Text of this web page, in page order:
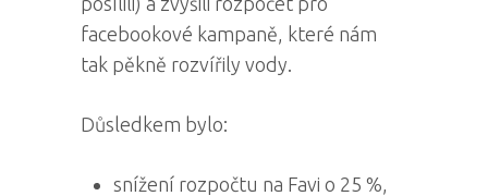
facebookové kampaně, které nám
tak pěkně rozvířily vody.
Důsledkem bylo:
snížení rozpočtu na Favi o 25 %,